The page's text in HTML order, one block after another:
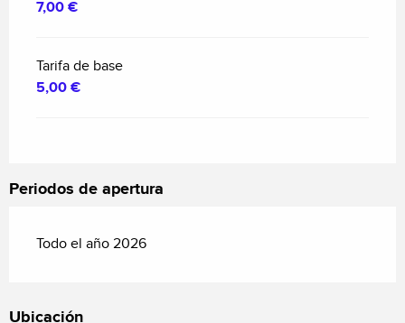
7,00 €
Tarifa de base
5,00 €
Periodos de apertura
Todo el año 2026
Ubicación